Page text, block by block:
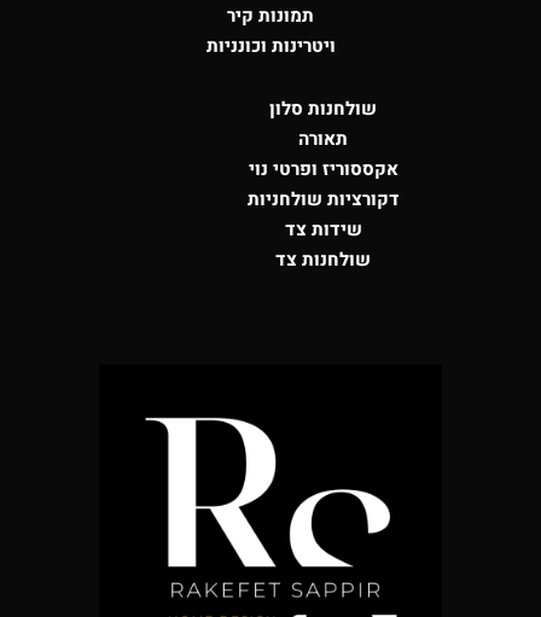
תמונות קיר
ויטרינות וכונניות
שולחנות סלון
תאורה
אקססוריז ופרטי נוי
דקורציות שולחניות
שידות צד
שולחנות צד